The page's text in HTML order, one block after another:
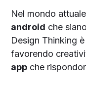
Nel mondo
android che
Design Thinking
favorendo
app che